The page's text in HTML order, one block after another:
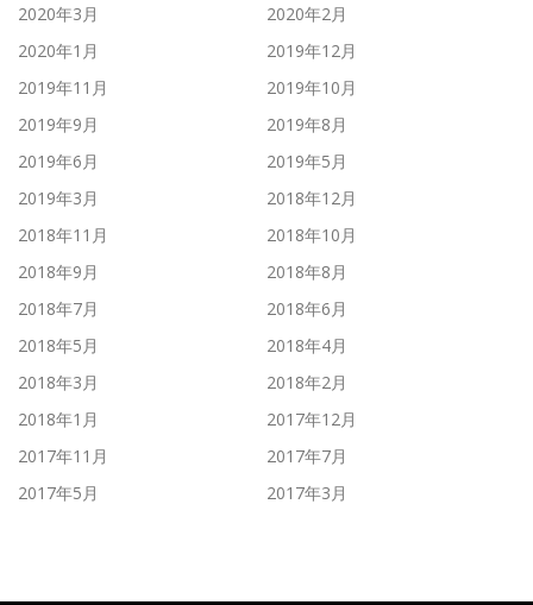
2020年3月
2020年2月
2020年1月
2019年12月
2019年11月
2019年10月
2019年9月
2019年8月
2019年6月
2019年5月
2019年3月
2018年12月
2018年11月
2018年10月
2018年9月
2018年8月
2018年7月
2018年6月
2018年5月
2018年4月
2018年3月
2018年2月
2018年1月
2017年12月
2017年11月
2017年7月
2017年5月
2017年3月